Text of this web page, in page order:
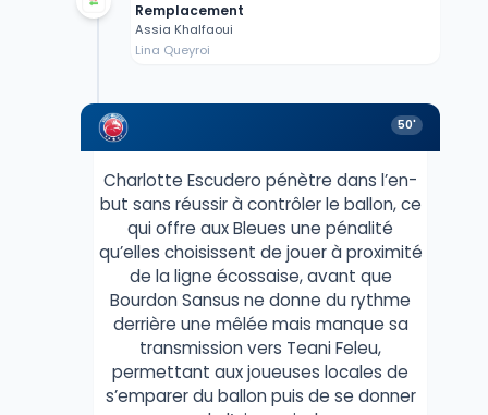
Remplacement
Assia Khalfaoui
Lina Queyroi
50'
Charlotte Escudero pénètre dans l’en-
but sans réussir à contrôler le ballon, ce
qui offre aux Bleues une pénalité
qu’elles choisissent de jouer à proximité
de la ligne écossaise, avant que
Bourdon Sansus ne donne du rythme
derrière une mêlée mais manque sa
transmission vers Teani Feleu,
permettant aux joueuses locales de
s’emparer du ballon puis de se donner